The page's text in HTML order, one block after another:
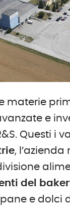
materie
e
Questi i
,
del
e dolci